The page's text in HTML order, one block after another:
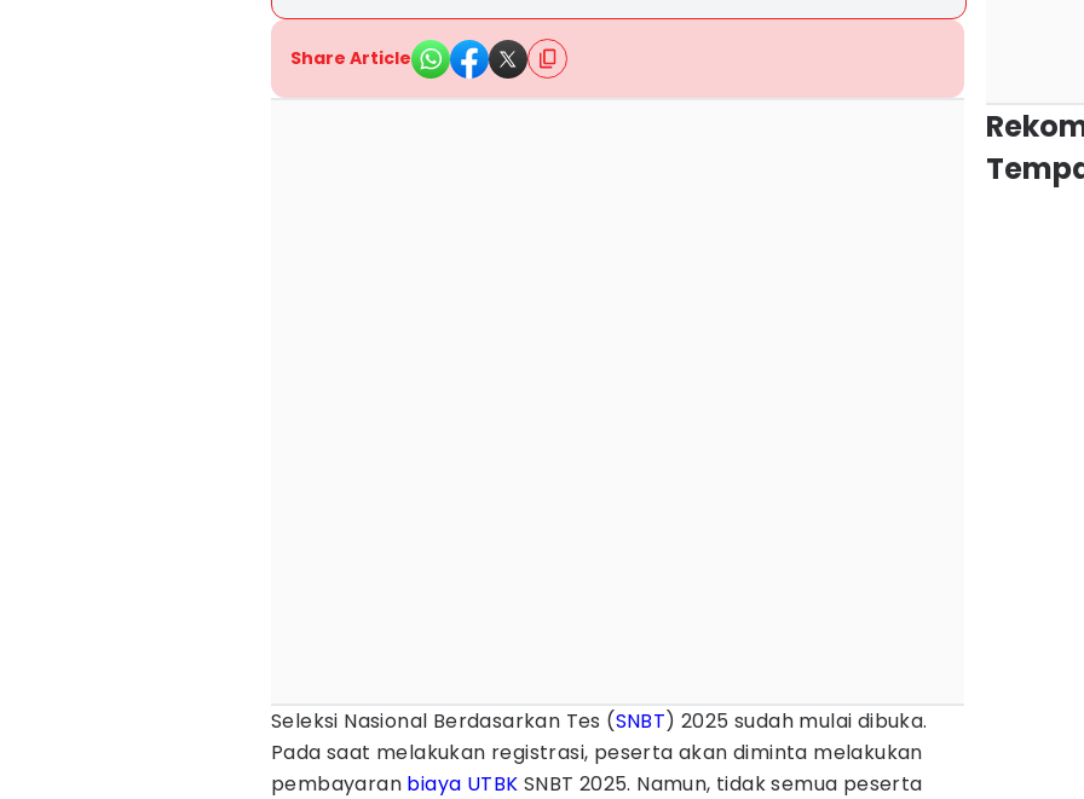
Share Article
Seleksi Nasional Berdasarkan Tes (SNBT) 2025 sudah mulai dibuka.
Pada saat melakukan registrasi, peserta akan diminta melakukan
pembayaran biaya UTBK SNBT 2025. Namun, tidak semua peserta